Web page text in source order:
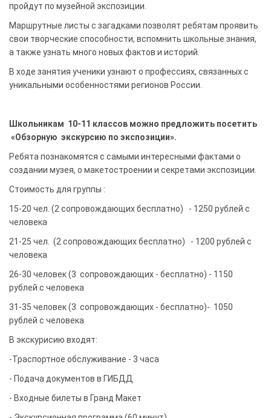
пройдут по музейной экспозиции.
Маршрутные листы с загадками позволят ребятам проявить
свои творческие способности, вспомнить школьные знания,
а также узнать много новых фактов и историй.
В ходе занятия ученики узнают о профессиях, связанных с
уникальными особенностями регионов России.
Школьникам 10-11 классов можно предложить посетить
«Обзорную экскурсию по экспозиции».
Ребята познакомятся с самыми интересными фактами о
создании музея, о макетостроении и секретами экспозиции.
Стоимость для группы :
15-20 чел. (2 сопровождающих бесплатно) - 1250 рублей с
человека
21-25 чел. (2 сопровождающих бесплатно) - 1200 рублей с
человека
26-30 человек (3 сопровождающих - бесплатно) - 1150
рублей с человека
31-35 человек (3 сопровождающих - бесплатно)- 1050
рублей с человека
В экскурисию входят:
-Траспортное обслуживание - 3 часа
- Подача документов в ГИБДД
- Входные билеты в Гранд Макет